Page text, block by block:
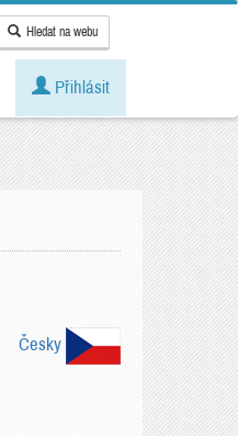
Hledat na webu
Přihlásit
Česky